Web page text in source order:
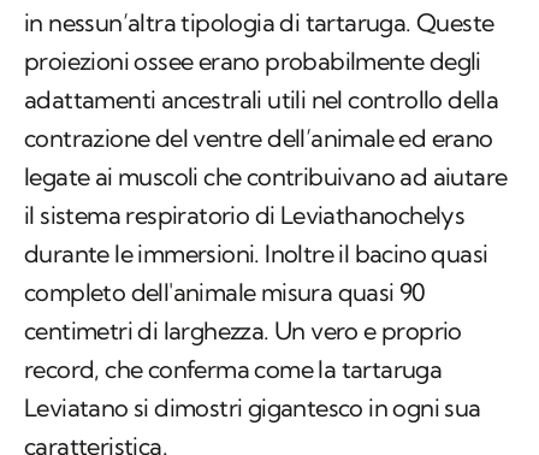
in nessun’altra tipologia di tartaruga. Queste
proiezioni ossee erano probabilmente degli
adattamenti ancestrali utili nel controllo della
contrazione del ventre dell’animale ed erano
legate ai muscoli che contribuivano ad aiutare
il sistema respiratorio di Leviathanochelys
durante le immersioni. Inoltre il bacino quasi
completo dell'animale misura quasi 90
centimetri di larghezza. Un vero e proprio
record, che conferma come la tartaruga
Leviatano si dimostri gigantesco in ogni sua
caratteristica.